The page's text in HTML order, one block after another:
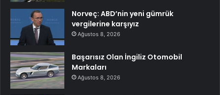
Norveç: ABD’nin yeni gümrük
vergilerine karşıyız
Ağustos 8, 2026
Başarısız Olan İngiliz Otomobil
Markaları
Ağustos 8, 2026